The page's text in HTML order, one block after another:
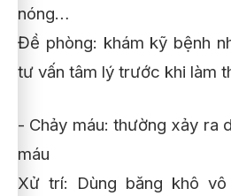
nóng…
Đề phòng: khám kỹ bệnh
tư vấn tâm lý trước khi làm
- Chảy máu: thường xảy ra
máu
Xử trí: Dùng băng khô